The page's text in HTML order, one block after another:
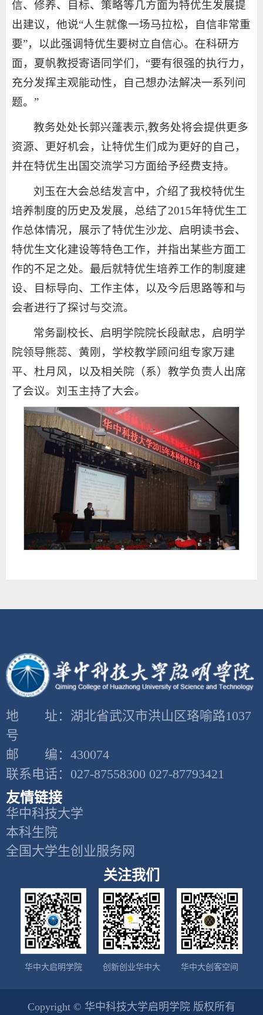
信、修养、目标、策略等几方面为特优生发展提
出建议，他说“人生就像一场马拉松，自信非常重
要”，以此强调特优生要树立自信心。在科研方
面，夏帆教授寄语同学们，“要有很强的执行力，
充分发挥主观能动性，自己想办法解决一系列问
题。”
教务处处长郭兴蓬表示,教务处将会提供更多
资源、更好机会，让特优生们成为更好的自己，
并在特优生出国交流学习方面给予经费支持。
刘玉在大会总结发言中，介绍了我校特优生
培养制度的历史及发展，总结了2015年特优生工
作总体情况，展示了特优生沙龙、启明读书会、
特优生文化建设等特色工作，并指出某些方面工
作的不足之处。最后就特优生培养工作的制度建
设、目标导向、工作主体，以及今后思路等和与
会者进行了探讨与交流。
常务副校长、启明学院院长段献忠，启明学
院领导熊蕊、黄刚，学校教学顾问组专家万建
平、杜月风，以及相关院（系）教学负责人出席
了会议。刘玉主持了大会。
地 址：湖北省武汉市洪山区珞喻路1037
号
邮 编：430074
联系电话：027-87558300 027-87793421
友情链接
华中科技大学
本科生院
全国大学生创业服务网
关注我们
华中大启明学院 创新创业华中大 华中大创客空间
Copyright © 华中科技大学启明学院 版权所有